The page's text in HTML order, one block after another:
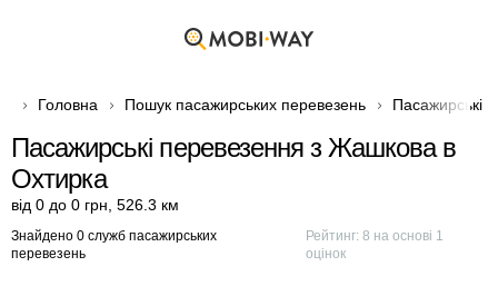
Головна Пошук пасажирських перевезень Пасажирські
Пасажирські перевезення з Жашкова в
Охтирка
від 0 до 0 грн 526.3 км
Знайдено 0 служб пасажирських
перевезень
Рейтинг:8 на основі 1
оцінок